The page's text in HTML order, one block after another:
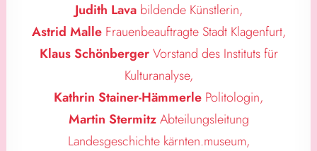
Judith Lavabildende Künstlerin,
Astrid MalleFrauenbeauftragte Stadt Klagenfurt,
Klaus SchönbergerVorstand des Instituts für
Kulturanalyse,
Kathrin Stainer-Hämmerle Politologin,
Martin StermitzAbteilungsleitung
Landesgeschichte kärnten.museum,